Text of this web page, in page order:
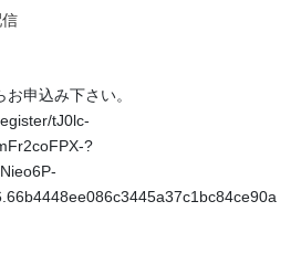
申込み下さい。
tJ0lc-
?